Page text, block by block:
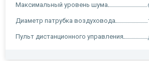
Максимальный уровень шума
Диаметр патрубка воздуховода
Пульт дистанционного управления